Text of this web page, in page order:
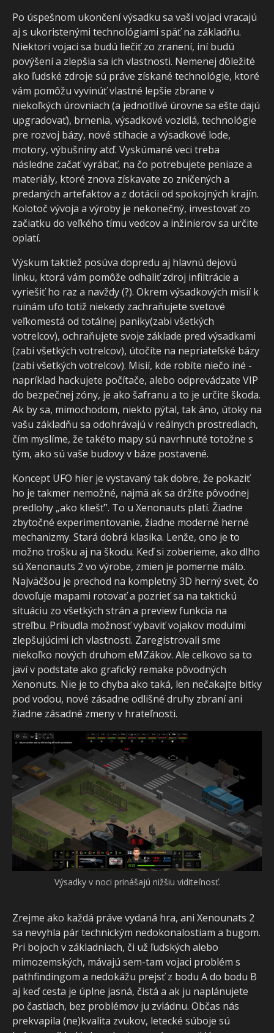
Po úspešnom ukončení výsadku sa vaši vojaci vracajú
aj s ukoristenými technológiami späť na základňu.
Niektorí vojaci sa budú liečiť zo zranení, iní budú
povýšení a zlepšia sa ich vlastnosti. Nemenej dôležité
ako ľudské zdroje sú práve získané technológie, ktoré
vám pomôžu vyvinúť vlastné lepšie zbrane v
niekoľkých úrovniach (a jednotlivé úrovne sa ešte dajú
upgradovať), brnenia, výsadkové vozidlá, technológie
pre rozvoj bázy, nové stíhacie a výsadkové lode,
motory, výbušniny atď. Vyskúmané veci treba
následne začať vyrábať, na čo potrebujete peniaze a
materiály, ktoré znova získavate zo zničených a
predaných artefaktov a z dotácii od spokojných krajín.
Kolotoč vývoja a výroby je nekonečný, investovať zo
začiatku do veľkého tímu vedcov a inžinierov sa určite
oplatí.
Výskum taktiež posúva dopredu aj hlavnú dejovú
linku, ktorá vám pomôže odhaliť zdroj infiltrácie a
vyriešiť ho raz a navždy (?). Okrem výsadkových misií k
ruinám ufo totiž niekedy zachraňujete svetové
veľkomestá od totálnej paniky(zabi všetkých
votrelcov), ochraňujete svoje základe pred výsadkami
(zabi všetkých votrelcov), útočíte na nepriateľské bázy
(zabi všetkých votrelcov). Misií, kde robíte niečo iné -
napríklad hackujete počítače, alebo odprevádzate VIP
do bezpečnej zóny, je ako šafranu a to je určite škoda.
Ak by sa, mimochodom, niekto pýtal, tak áno, útoky na
vašu základňu sa odohrávajú v reálnych prostrediach,
čím myslíme, že takéto mapy sú navrhnuté totožne s
tým, ako sú vaše budovy v báze postavené.
Koncept UFO hier je vystavaný tak dobre, že pokaziť
ho je takmer nemožné, najmä ak sa držíte pôvodnej
predlohy „ako kliešť”. To u Xenonauts platí. Žiadne
zbytočné experimentovanie, žiadne moderné herné
mechanizmy. Stará dobrá klasika. Lenže, ono je to
možno trošku aj na škodu. Keď si zoberieme, ako dlho
sú Xenonauts 2 vo výrobe, zmien je pomerne málo.
Najväčšou je prechod na kompletný 3D herný svet, čo
dovoľuje mapami rotovať a pozrieť sa na taktickú
situáciu zo všetkých strán a preview funkcia na
streľbu. Pribudla možnosť vybaviť vojakov modulmi
zlepšujúcimi ich vlastnosti. Zaregistrovali sme
niekoľko nových druhom eMZákov. Ale celkovo sa to
javí v podstate ako grafický remake pôvodných
Xenonuts. Nie je to chyba ako taká, len nečakajte bitky
pod vodou, nové zásadne odlišné druhy zbraní ani
žiadne zásadné zmeny v hrateľnosti.
Výsadky v noci prinášajú nižšiu viditeľnosť.
Zrejme ako každá práve vydaná hra, ani Xenounats 2
sa nevyhla pár technickým nedokonalostiam a bugom.
Pri bojoch v základniach, či už ľudských alebo
mimozemských, mávajú sem-tam vojaci problém s
pathfindingom a nedokážu prejsť z bodu A do bodu B
aj keď cesta je úplne jasná, čistá a ak ju naplánujete
po častiach, bez problémov ju zvládnu. Občas nás
prekvapila (ne)kvalita zvukov, letecké súboje sú